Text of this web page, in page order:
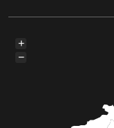
+
−